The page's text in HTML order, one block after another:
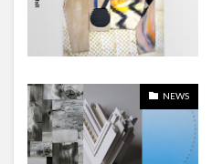
NEWS